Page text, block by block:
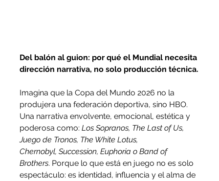
Del balón al guion: por qué el Mundial necesita
dirección narrativa, no solo producción técnica.
Imagina que la Copa del Mundo 2026 no la
produjera una federación deportiva, sino HBO.
Una narrativa envolvente, emocional, estética y
poderosa como: Los Sopranos, The Last of Us,
Juego de Tronos, The White Lotus,
Chernobyl, Succession, Euphoria o Band of
Brothers. Porque lo que está en juego no es solo
espectáculo: es identidad, influencia y el alma de